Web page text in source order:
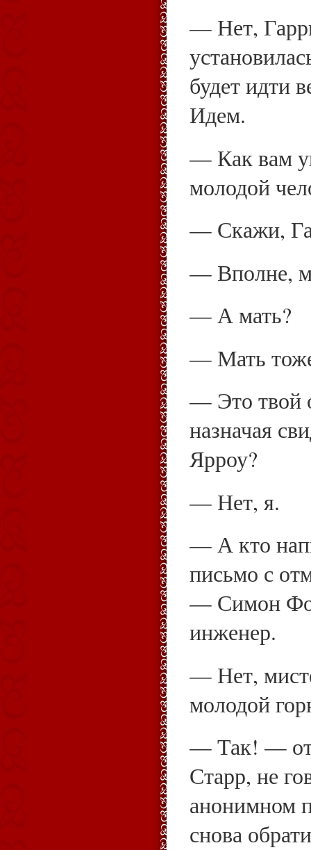
— Нет,
будет идти
Идем.
— Как вам
молодой
— Скажи,
— Вполне,
— А мать?
— Мать
— Это твой
назначая
Ярроу?
— Нет, я.
— А кто
письмо с
— Симон
инженер.
— Нет,
молодой
— Так! —
Старр, не
анонимном
снова